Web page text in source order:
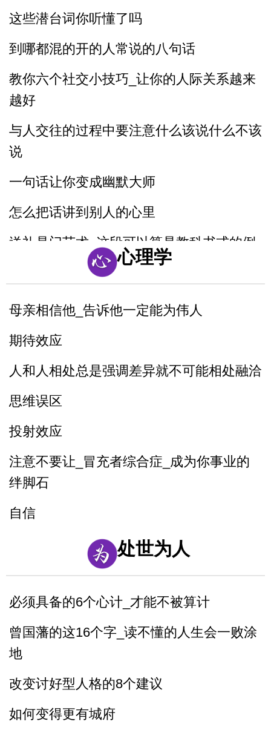
这些潜台词你听懂了吗
到哪都混的开的人常说的八句话
教你六个社交小技巧_让你的人际关系越来
越好
与人交往的过程中要注意什么该说什么不该
说
一句话让你变成幽默大师
怎么把话讲到别人的心里
送礼是门艺术_这段可以算是教科书式的例
点_套用在提问者身上_怼回去
管好自己的嘴_关系再好也不要说这些话
三招让你和任何人说话
心理学
母亲相信他_告诉他一定能为伟人
期待效应
人和人相处总是强调差异就不可能相处融洽
思维误区
投射效应
注意不要让_冒充者综合症_成为你事业的
绊脚石
自信
处世为人
必须具备的6个心计_才能不被算计
曾国藩的这16个字_读不懂的人生会一败涂
地
改变讨好型人格的8个建议
如何变得更有城府